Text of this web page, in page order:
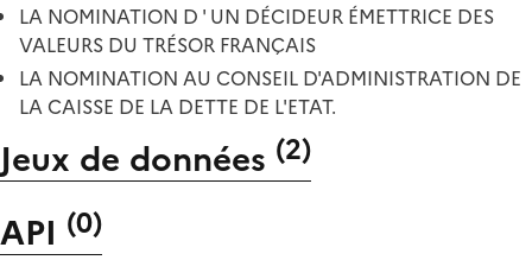
LA NOMINATION D ' UN DÉCIDEUR ÉMETTRICE DES
VALEURS DU TRÉSOR FRANÇAIS
LA NOMINATION AU CONSEIL D'ADMINISTRATION DE
LA CAISSE DE LA DETTE DE L'ETAT.
Jeux de données (2)
API (0)